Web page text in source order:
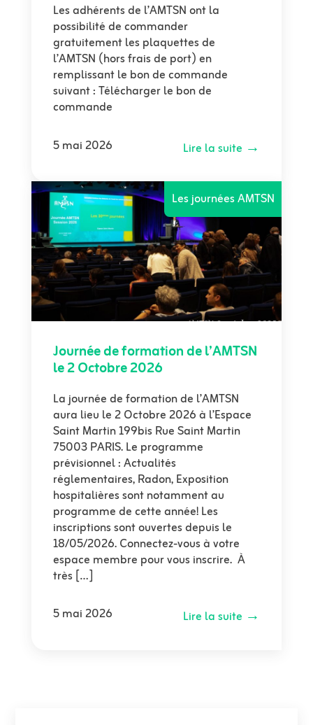
Les adhérents de l’AMTSN ont la
possibilité de commander
gratuitement les plaquettes de
l’AMTSN (hors frais de port) en
remplissant le bon de commande
suivant : Télécharger le bon de
commande
5 mai 2026
Lire la suite →
Les journées AMTSN
Journée de formation de l’AMTSN
le 2 Octobre 2026
La journée de formation de l’AMTSN
aura lieu le 2 Octobre 2026 à l’Espace
Saint Martin 199bis Rue Saint Martin
75003 PARIS. Le programme
prévisionnel : Actualités
réglementaires, Radon, Exposition
hospitalières sont notamment au
programme de cette année! Les
inscriptions sont ouvertes depuis le
18/05/2026. Connectez-vous à votre
espace membre pour vous inscrire. À
très […]
5 mai 2026
Lire la suite →